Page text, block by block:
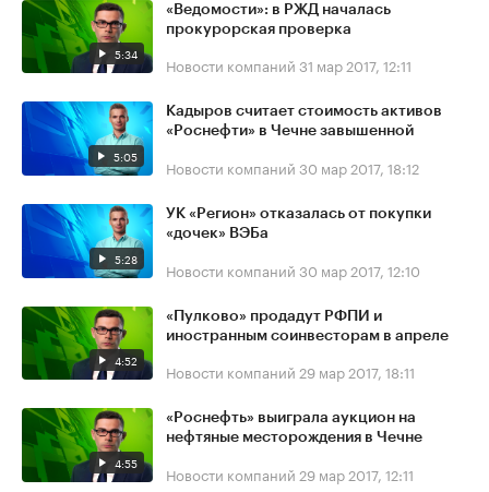
5:34
«Ведомости»: в РЖД началась
прокурорская проверка
Новости компаний 31 мар 2017, 12:11
5:05
Кадыров считает стоимость активов
«Роснефти» в Чечне завышенной
Новости компаний 30 мар 2017, 18:12
5:28
УК «Регион» отказалась от покупки
«дочек» ВЭБа
Новости компаний 30 мар 2017, 12:10
4:52
«Пулково» продадут РФПИ и
иностранным соинвесторам в апреле
Новости компаний 29 мар 2017, 18:11
4:55
«Роснефть» выиграла аукцион на
нефтяные месторождения в Чечне
Новости компаний 29 мар 2017, 12:11